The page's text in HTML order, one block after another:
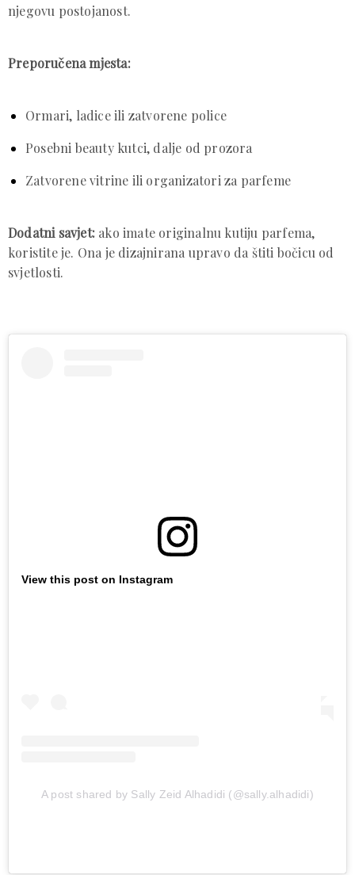
njegovu postojanost.
Preporučena mjesta:
Ormari, ladice ili zatvorene police
Posebni beauty kutci, dalje od prozora
Zatvorene vitrine ili organizatori za parfeme
Dodatni savjet: ako imate originalnu kutiju parfema,
koristite je. Ona je dizajnirana upravo da štiti bočicu od
svjetlosti.
View this post on Instagram
A post shared by Sally Zeid Alhadidi (@sally.alhadidi)